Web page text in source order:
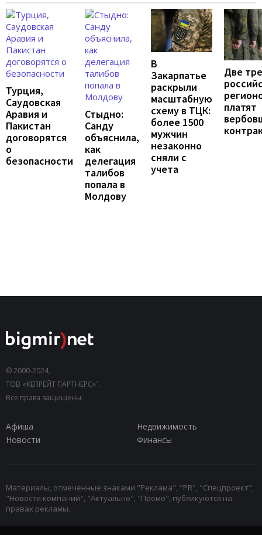
Турция,
Саудовская
Аравия и
Пакистан
договорятся
о
безопасности
Стыдно:
Санду
объяснила,
как
делегация
талибов
попала в
Молдову
В
Закарпатье
раскрыли
масштабную
схему в ТЦК:
более 1500
мужчин
незаконно
сняли с
учета
Две
платят
© 2000-2024,
ТОВ «КЕПРЕЙТ ПАРТНЕРС»".
Все права защищены.
Афиша
Недвижимость
Новости
Финансы
Материалы, отмеченные знаками "Реклама", "PR", "Спецпроект",
"Новости компаний", "Актуально", "Промо", публикуются на
правах рекламы.